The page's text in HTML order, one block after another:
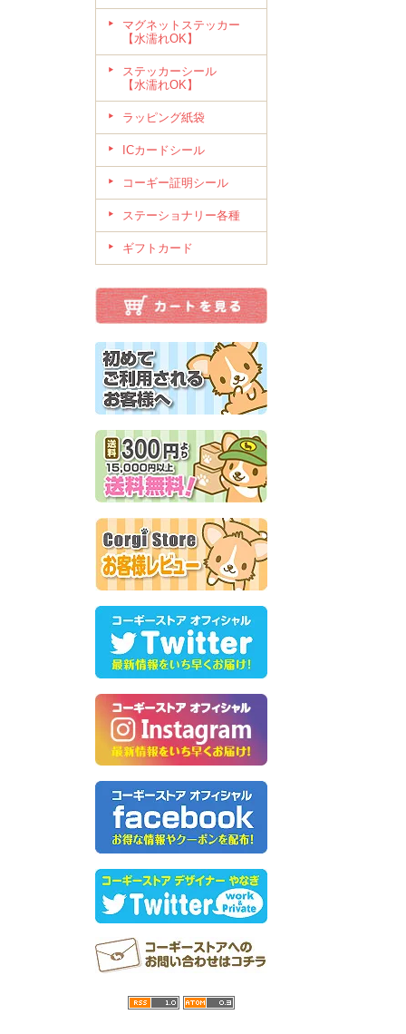
マグネットステッカー
【水濡れOK】
ステッカーシール
【水濡れOK】
ラッピング紙袋
ICカードシール
コーギー証明シール
ステーショナリー各種
ギフトカード